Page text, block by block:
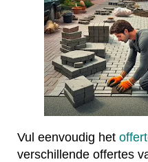
Vul eenvoudig het
verschillende offertes